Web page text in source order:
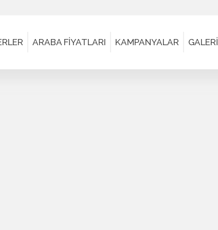
ARABA FİYATLARI KAMPANYALAR GALERİ